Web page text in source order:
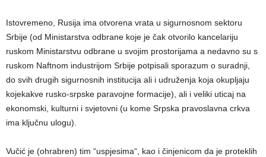
Istovremeno, Rusija ima otvorena vrata u sigurnosnom sektoru
Srbije (od Ministarstva odbrane koje je čak otvorilo kancelariju
ruskom Ministarstvu odbrane u svojim prostorijama a nedavno su s
ruskom Naftnom industrijom Srbije potpisali sporazum o suradnji,
do svih drugih sigurnosnih institucija ali i udruženja koja okupljaju
kojekakve rusko-srpske paravojne formacije), ali i veliki uticaj na
ekonomski, kulturni i svjetovni (u kome Srpska pravoslavna crkva
ima ključnu ulogu).
Vučić je (ohrabren) tim “uspjesima“, kao i činjenicom da je proteklih